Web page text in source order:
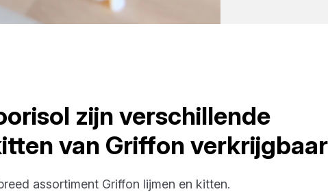
zijn verschillende
van Griffon verkrijgbaar
assortiment Griffon lijmen en kitten.